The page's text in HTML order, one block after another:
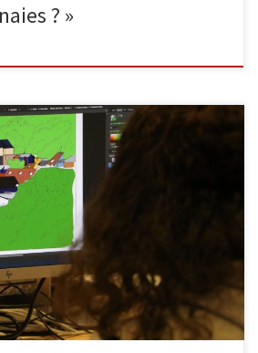
? »
bande dessinée vous est proposé à la
du 01 au 05 août 2022 (de 9 à 12h).
les bases de la réalisation d’une BD avec
: scénario, découpage, dessin, encrage et
[…]